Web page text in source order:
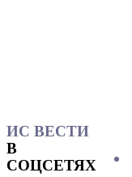
ИС ВЕСТИ
В
СОЦСЕТЯХ